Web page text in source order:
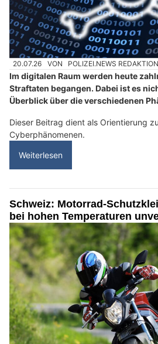
20.07.26 VON POLIZEI.NEWS REDAKTION
Im digitalen Raum werden heute
Straftaten begangen. Dabei ist es
Überblick über die verschiedenen
Dieser Beitrag dient als Orientierung
Cyberphänomenen.
Weiterlesen
Schweiz: Motorrad-
bei hohen Temperaturen